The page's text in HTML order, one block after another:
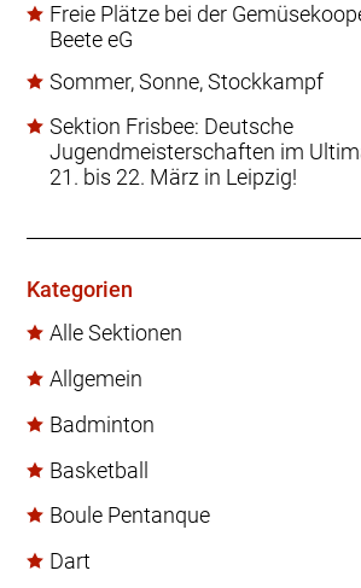
Freie Plätze bei der
Beete eG
Sommer, Sonne, Stockkampf
Sektion Frisbee: Deutsche
Jugendmeisterschaften im
21. bis 22. März in Leipzig!
Kategorien
Alle Sektionen
Allgemein
Badminton
Basketball
Boule Pentanque
Dart